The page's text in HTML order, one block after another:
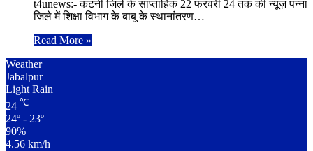
t4unews:- कटनी जिले के साप्ताहिक 22 फरवरी 24 तक की न्यूज़ पन्ना
जिले में शिक्षा विभाग के बाबू के स्थानांतरण…
Read More »
Weather
Jabalpur
Light Rain
24 ℃
24º - 23º
90%
4.56 km/h